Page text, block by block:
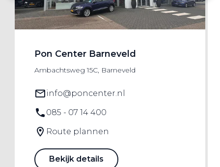
Pon Center Barneveld
Ambachtsweg 15C, Barneveld
info@poncenter.nl
085 - 07 14 400
Route plannen
Bekijk details